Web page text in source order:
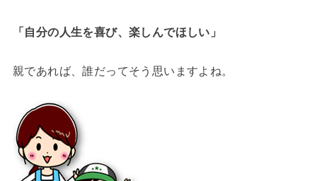
「自分の人生を喜び、楽しんでほしい」
親であれば、誰だってそう思いますよね。